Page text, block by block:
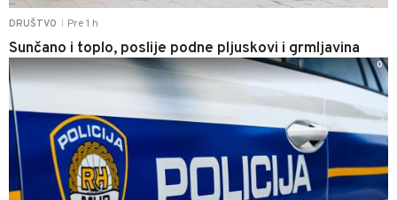
DRUŠTVO Pre 1 h
Sunčano i toplo, poslije podne pljuskovi i grmljavina
0